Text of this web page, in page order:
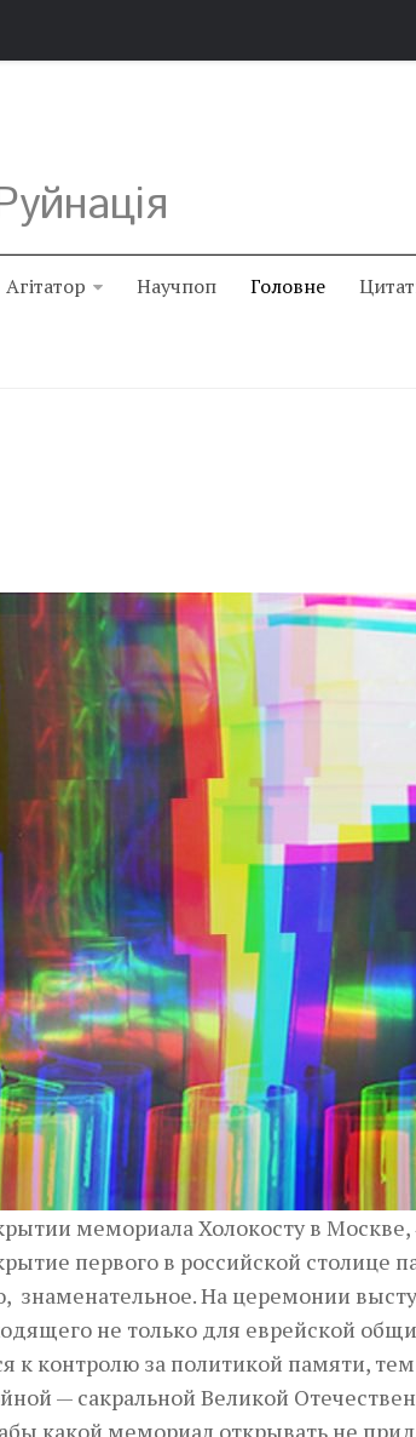
Агітатор Научпоп Головне
мемориала Холокосту в
первого в российской столице
знаменательное. На церемонии
не только для еврейской
к контролю за политикой памяти,
— сакральной Великой
какой мемориал открывать не